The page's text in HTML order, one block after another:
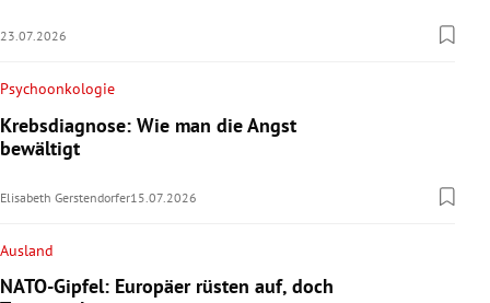
23.07.2026
Psychoonkologie
Krebsdiagnose: Wie man die Angst
bewältigt
Elisabeth Gerstendorfer15.07.2026
Ausland
NATO-Gipfel: Europäer rüsten auf, doch